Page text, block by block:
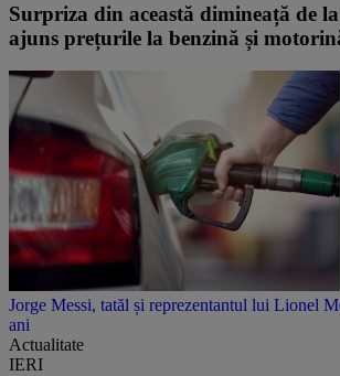
Surpriza din această dimineață de
ajuns prețurile la benzină și
Jorge Messi, tatăl și reprezentantul lui Lionel
ani
Actualitate
IERI